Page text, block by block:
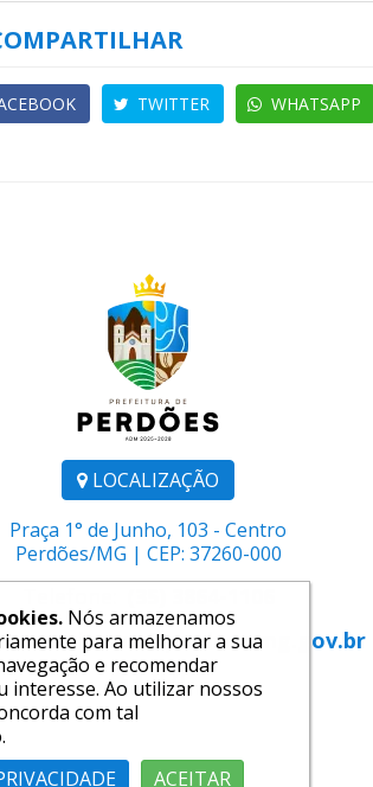
TWITTER WHATSAPP
LOCALIZAÇÃO
Praça 1° de Junho, 103 - Centro
Perdões/MG | CEP: 37260-000
comunicacao@perdoes.mg.gov.br
Nós armazenamos
para melhorar a sua
e recomendar
interesse. Ao utilizar nossos
com tal
ACEITAR